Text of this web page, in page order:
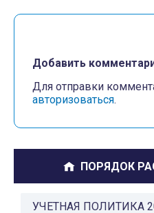
Добавить
Для отправки
авторизоваться.
ПОРЯДОК
УЧЕТНАЯ ПОЛИТИКА